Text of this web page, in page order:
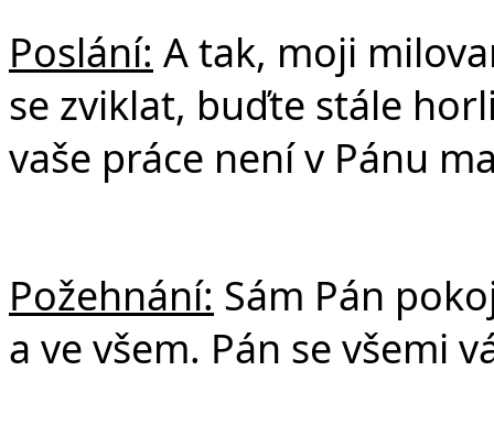
Poslání: A tak, moji
se zviklat, buďte stále
vaše práce není v Pánu
Požehnání: Sám Pán
a ve všem. Pán se všemi